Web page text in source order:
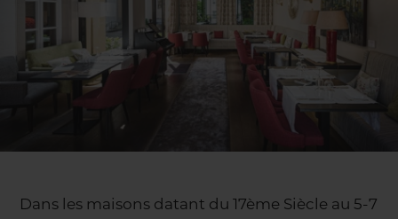
Dans les maisons datant du 17ème Siècle au 5-7